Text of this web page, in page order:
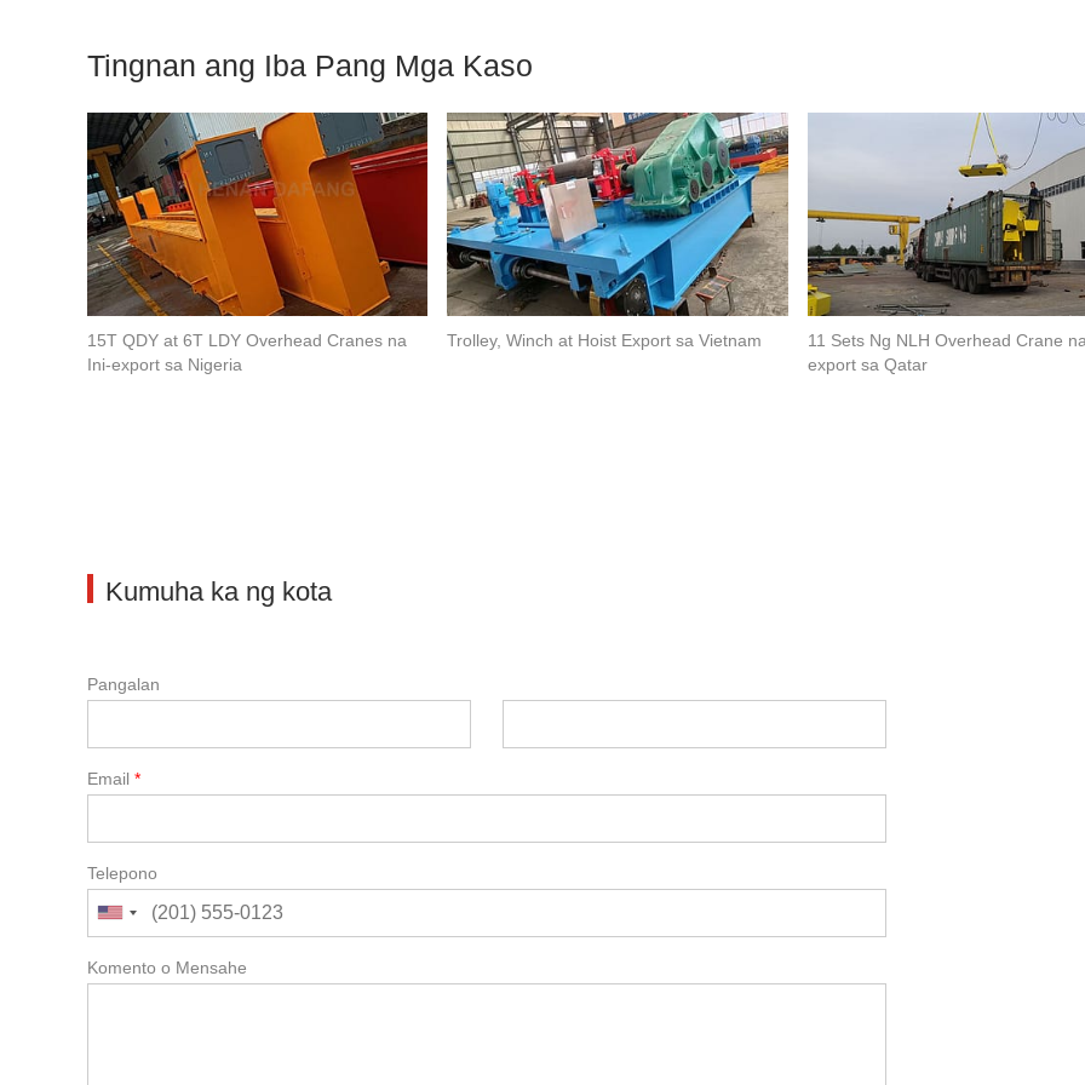
Tingnan ang Iba Pang Mga Kaso
15T QDY at 6T LDY Overhead Cranes na
Ini-export sa Nigeria
Trolley, Winch at Hoist Export sa Vietnam
11 Sets Ng NLH Overhead Crane
export sa Qatar
Kumuha ka ng kota
Pangalan
Email *
Telepono
Komento o Mensahe